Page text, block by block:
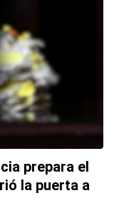
prepara el
la puerta a